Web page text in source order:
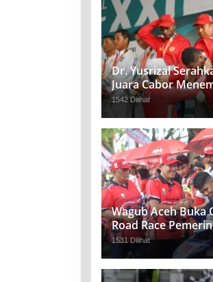
Dr. Yusrizal
Juara Cabor
1542 Dilihat
Wagub Aceh Buka
Road Race
1531 Dilihat